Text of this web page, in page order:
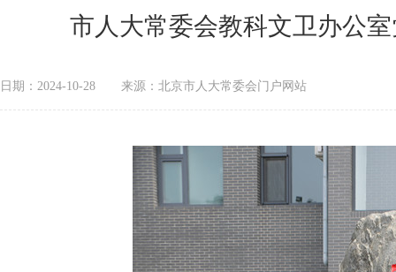
市人大常委会教科文卫办公
日期：2024-10-28 来源：北京市人大常委会门户网站